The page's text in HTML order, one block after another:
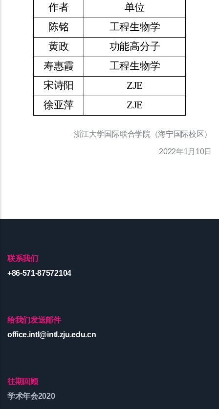
作者
单位
陈铭
工程生物学
黄政
功能高分子
寿惠霞
工程生物学
宋诗阳
ZJE
徐亚萍
ZJE
浙江大学国际联合学院（海宁国际校区）
2022年1月10日
联系我们
+86-571-87572104
给我们发送邮件
office.intl@intl.zju.edu.cn
往期回顾
学术年会2020